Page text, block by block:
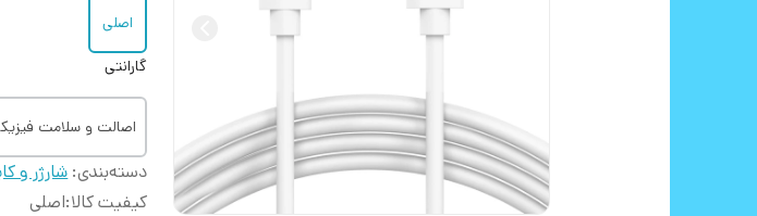
اصلی
گارانتی
اصالت و سلامت
دسته‌بندی:شارژر و
کیفیت کالا:اصلی